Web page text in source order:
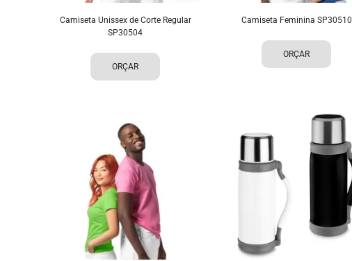
Camiseta Unissex de Corte Regular
SP30504
ORÇAR
Camiseta Feminina SP30510
ORÇAR